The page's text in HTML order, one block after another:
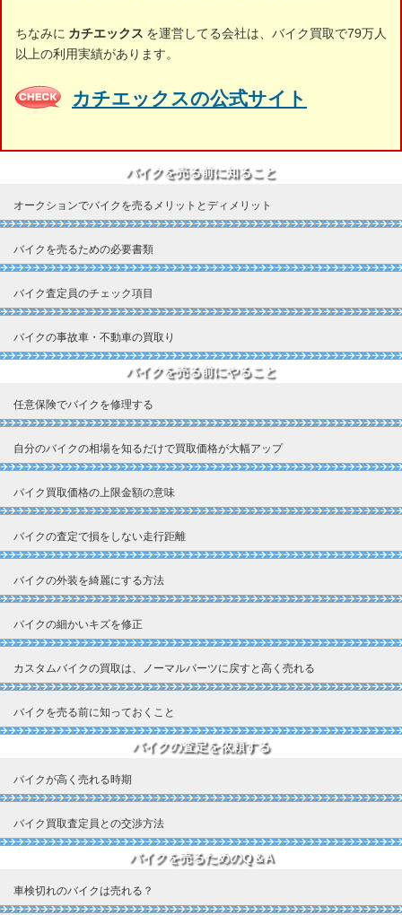
ちなみに カチエックス を運営してる会社は、バイク買取で79万人
以上の利用実績があります。
カチエックスの公式サイト
バイクを売る前に知ること
オークションでバイクを売るメリットとディメリット
バイクを売るための必要書類
バイク査定員のチェック項目
バイクの事故車・不動車の買取り
バイクを売る前にやること
任意保険でバイクを修理する
自分のバイクの相場を知るだけで買取価格が大幅アップ
バイク買取価格の上限金額の意味
バイクの査定で損をしない走行距離
バイクの外装を綺麗にする方法
バイクの細かいキズを修正
カスタムバイクの買取は、ノーマルパーツに戻すと高く売れる
バイクを売る前に知っておくこと
バイクの査定を依頼する
バイクが高く売れる時期
バイク買取査定員との交渉方法
バイクを売るためのQ＆A
車検切れのバイクは売れる？